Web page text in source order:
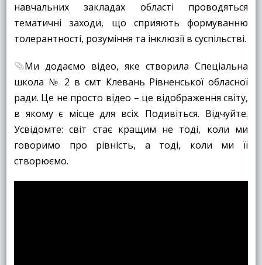
навчальних закладах області проводяться
тематичні заходи, що сприяють формуванню
толерантності, розуміння та інклюзії в суспільстві.
Ми додаємо відео, яке створила Спеціальна
школа № 2 в смт Клевань Рівненської обласної
ради. Це не просто відео – це відображення світу,
в якому є місце для всіх. Подивіться. Відчуйте.
Усвідомте: світ стає кращим не тоді, коли ми
говоримо про рівність, а тоді, коли ми її
створюємо.